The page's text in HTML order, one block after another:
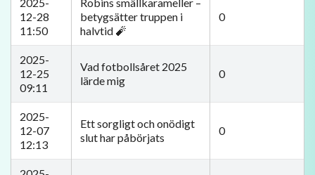
12-28
11:50
betygsätter truppen i
halvtid 🧨
0
2025-
12-25
09:11
Vad fotbollsåret 2025
lärde mig
0
2025-
12-07
12:13
Ett sorgligt och onödigt
slut har påbörjats
0